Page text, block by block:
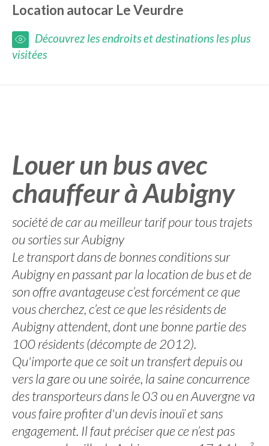
Location autocar Le Veurdre
Découvrez les endroits et destinations les plus
visitées
Louer un bus avec
chauffeur à Aubigny
société de car au meilleur tarif pour tous trajets
ou sorties sur Aubigny
Le transport dans de bonnes conditions sur
Aubigny en passant par la location de bus et de
son offre avantageuse c’est forcément ce que
vous cherchez, c’est ce que les résidents de
Aubigny attendent, dont une bonne partie des
100 résidents (décompte de 2012).
Qu'importe que ce soit un transfert depuis ou
vers la gare ou une soirée, la saine concurrence
des transporteurs dans le 03 ou en Auvergne va
vous faire profiter d'un devis inouï et sans
engagement. Il faut préciser que ce n’est pas